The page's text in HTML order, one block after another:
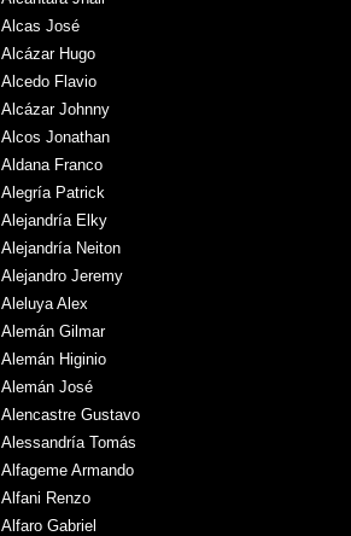
Alcas José
Alcázar Hugo
Alcedo Flavio
Alcázar Johnny
Alcos Jonathan
Aldana Franco
Alegría Patrick
Alejandría Elky
Alejandría Neiton
Alejandro Jeremy
Aleluya Alex
Alemán Gilmar
Alemán Higinio
Alemán José
Alencastre Gustavo
Alessandría Tomás
Alfageme Armando
Alfani Renzo
Alfaro Gabriel